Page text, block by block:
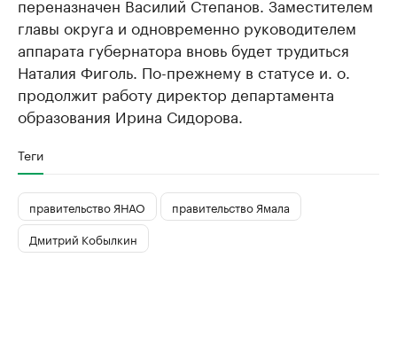
главы округа и одновременно руководителем
аппарата губернатора вновь будет трудиться
Наталия Фиголь. По-прежнему в статусе и. о.
продолжит работу директор департамента
образования Ирина Сидорова.
Теги
правительство ЯНАО
правительство Ямала
Дмитрий Кобылкин